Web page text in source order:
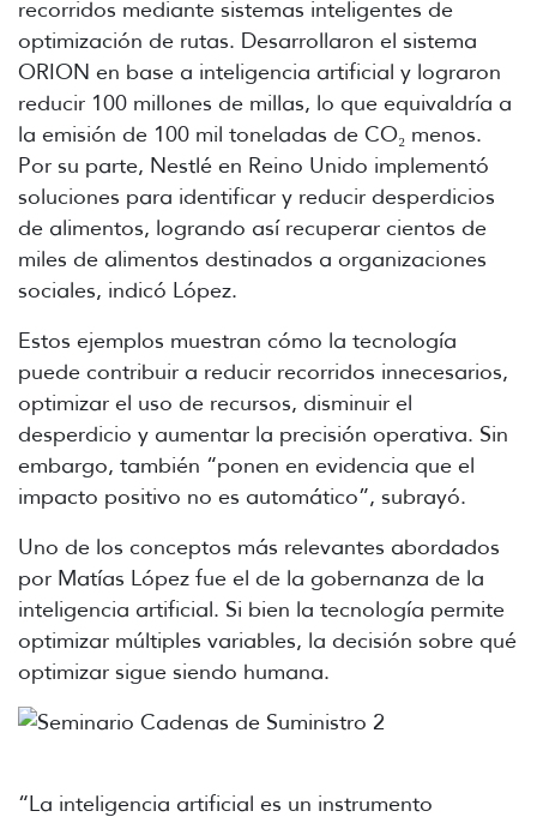
recorridos mediante sistemas inteligentes de
optimización de rutas. Desarrollaron el sistema
ORION en base a inteligencia artificial y lograron
reducir 100 millones de millas, lo que equivaldría a
la emisión de 100 mil toneladas de CO₂ menos.
Por su parte, Nestlé en Reino Unido implementó
soluciones para identificar y reducir desperdicios
de alimentos, logrando así recuperar cientos de
miles de alimentos destinados a organizaciones
sociales, indicó López.
Estos ejemplos muestran cómo la tecnología
puede contribuir a reducir recorridos innecesarios,
optimizar el uso de recursos, disminuir el
desperdicio y aumentar la precisión operativa. Sin
embargo, también “ponen en evidencia que el
impacto positivo no es automático”, subrayó.
Uno de los conceptos más relevantes abordados
por Matías López fue el de la gobernanza de la
inteligencia artificial. Si bien la tecnología permite
optimizar múltiples variables, la decisión sobre qué
optimizar sigue siendo humana.
“La inteligencia artificial es un instrumento